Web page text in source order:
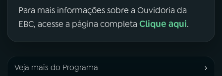
Para mais informações sobre a Ouvidoria da
EBC, acesse a página completa Clique aqui.
Veja mais do Programa ›